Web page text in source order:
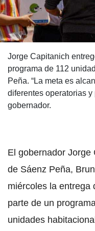
Jorge Capitanich
programa de 112
Peña. “La meta es
diferentes operatorias y
gobernador.
El gobernador Jorge
de Sáenz Peña,
miércoles la entrega
parte de un
unidades